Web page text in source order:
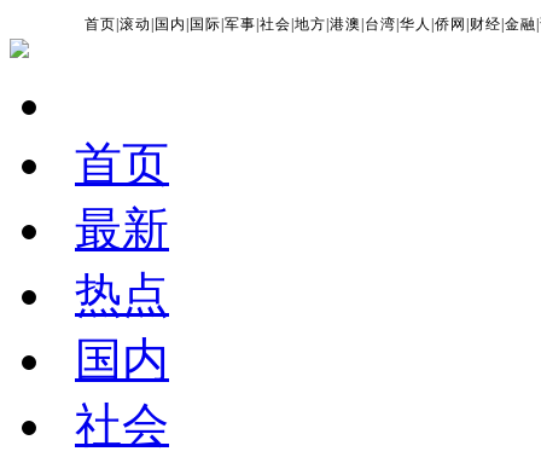
首页 |滚动 国内 国际 |军事 |社会 |地方 |港澳 台湾 |华人 |侨网 财经 |金融 |
首页
最新
热点
国内
社会